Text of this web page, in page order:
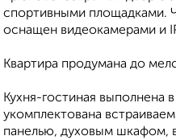
спортивными площадками.
оснащен видеокамерами и
Квартира продумана до
Кухня-гостиная выполнена
укомплектована
панелью, духовым шкафом,